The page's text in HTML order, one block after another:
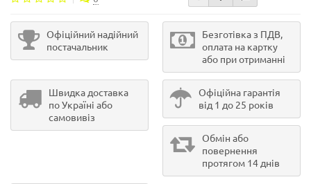
Офіційний надійний
постачальник
Безготівка з ПДВ,
оплата на картку
або при отриманні
Швидка доставка
по Україні або
самовивіз
Офіційна гарантія
від 1 до 25 років
Обмін або
повернення
протягом 14 днів